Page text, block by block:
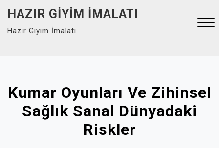
content
HAZIR GIYIM İMALATI
Hazır Giyim İmalatı
Kumar Oyunları Ve Zihinsel
Sağlık Sanal Dünyadaki
Riskler